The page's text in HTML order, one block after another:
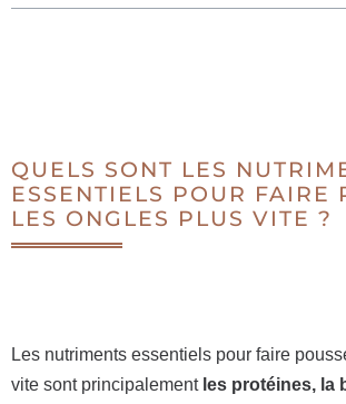
QUELS SONT LES
ESSENTIELS POUR FAIRE
LES ONGLES PLUS VITE ?
Les nutriments essentiels pour faire
vite sont principalement les protéines, la